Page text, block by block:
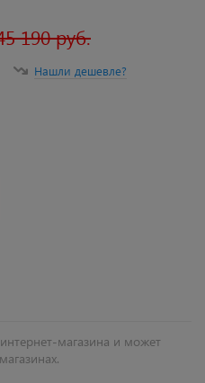
190 руб.
Нашли дешевле?
магазина и может